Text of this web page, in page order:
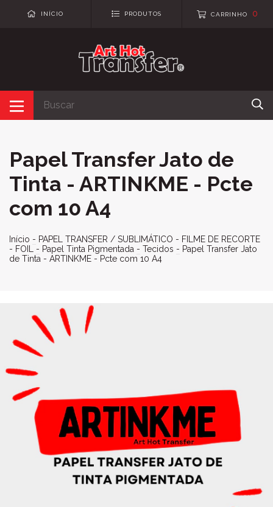
INÍCIO PRODUTOS CARRINHO 0
Papel Transfer Jato de
Tinta - ARTINKME - Pcte
com 10 A4
Início - PAPEL TRANSFER / SUBLIMÁTICO - FILME DE RECORTE
- FOIL
- Papel Tinta Pigmentada - Tecidos - Papel Transfer Jato
de Tinta - ARTINKME - Pcte com 10 A4